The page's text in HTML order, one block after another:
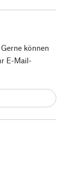
können
E-Mail-